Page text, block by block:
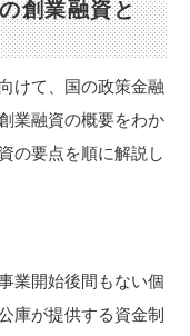
創業融資と
けて、国の政策金融
業融資の概要をわか
の要点を順に解説し
業開始後間もない個
庫が提供する資金制